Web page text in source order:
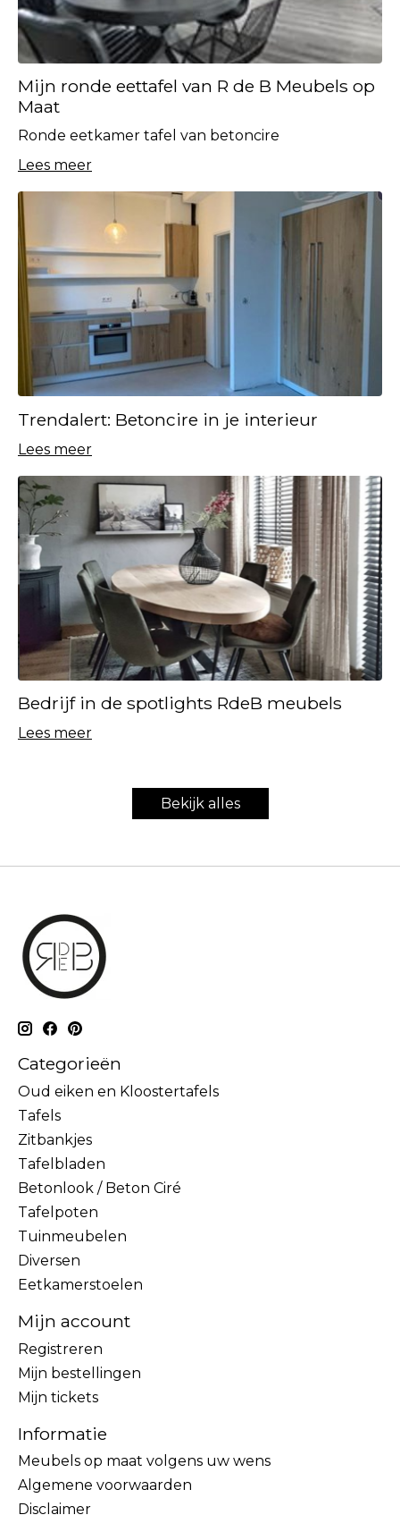
Mijn ronde eettafel van R de B Meubels op
Maat
Ronde eetkamer tafel van betoncire
Lees meer
Trendalert: Betoncire in je interieur
Lees meer
Bedrijf in de spotlights RdeB meubels
Lees meer
Bekijk alles
Categorieën
Oud eiken en Kloostertafels
Tafels
Zitbankjes
Tafelbladen
Betonlook / Beton Ciré
Tafelpoten
Tuinmeubelen
Diversen
Eetkamerstoelen
Mijn account
Registreren
Mijn bestellingen
Mijn tickets
Informatie
Meubels op maat volgens uw wens
Algemene voorwaarden
Disclaimer